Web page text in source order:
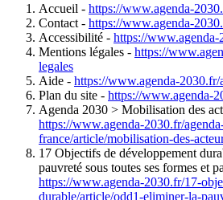
Accueil - https://www.agenda-
Contact - https://www.agenda-
Accessibilité - https://www.agenda-
Mentions légales - https://
legales
Aide - https://www.agenda-2030.fr/
Plan du site - https://www.agenda-
Agenda 2030 > Mobilisation des
https://www.agenda-2030.fr/
france/article/mobilisation-des-
17 Objectifs de développement
pauvreté sous toutes ses formes et
https://www.agenda-2030.fr/17-
durable/article/odd1-eliminer-la-